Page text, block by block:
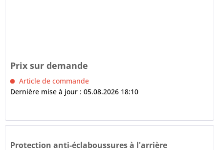
Prix sur demande
Article de commande
Dernière mise à jour : 05.08.2026 18:10
Protection anti-éclaboussures à l'arrière